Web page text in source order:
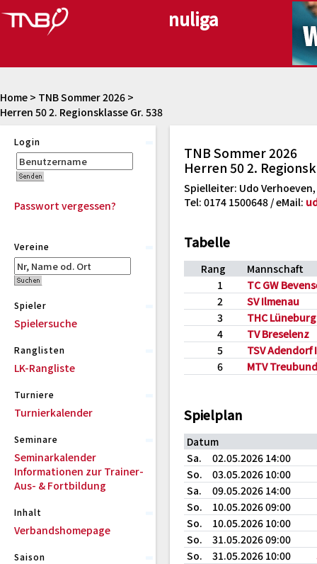
Herren 50 2. Regionsklasse Gr. 538
Home > TNB Sommer 2026 >
Login
Passwort vergessen?
Vereine
Spieler
Spielersuche
Ranglisten
LK-Rangliste
Turniere
Turnierkalender
Seminare
Seminarkalender
Informationen zur Trainer-
Aus- & Fortbildung
Inhalt
Verbandshomepage
Saison
TNB Sommer 2026
Herren 50 2.
Spielleiter: Udo Verhoeven,
Tel: 0174 1500648 / eMail:
Tabelle
Rang
Mannschaft
1
TC GW
2
SV Ilmenau
3
THC Lüneburg
4
TV Breselenz
5
TSV Adendorf
6
MTV
Spielplan
Datum
Sa.
02.05.2026 14:00
So.
03.05.2026 10:00
Sa.
09.05.2026 14:00
So.
10.05.2026 09:00
So.
10.05.2026 10:00
So.
31.05.2026 09:00
So.
31.05.2026 10:00